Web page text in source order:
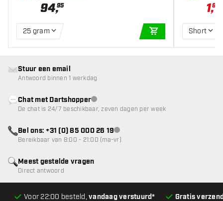
94,95
25 gram
IN WINKELWAGEN
1,64
Short
Voor 22:00 besteld,vandaag verstuurd* Gratis
Meest gestelde vragen
Direct antwoord
Stuur een email
Antwoord binnen 1 werkdag
Chat met Dartshopperklantenservice niet beschikbaar
De chat is 24/7 beschikbaar, zeven dagen per week
Bel ons: +31 (0) 85 000 26 19klantenservice niet beschikbaar
Bereikbaar van 8:00 - 21:00 (ma-vr)